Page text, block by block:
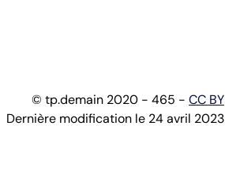
© tp.demain 2020 - 465 - CC BY
Dernière modification le 24 avril 2023